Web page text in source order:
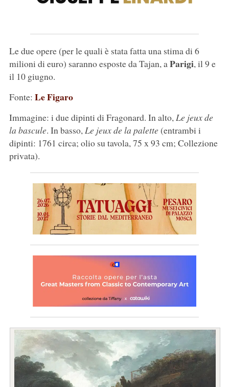
Le due opere (per le quali è stata fatta una stima di 6
milioni di euro) saranno esposte da Tajan, aParigi, il 9 e
il 10 giugno.
Fonte: Le Figaro
Immagine: i due dipinti di Fragonard. In alto,Le jeux de
la bascule. In basso,Le jeux de la palette(entrambi i
dipinti: 1761 circa; olio su tavola, 75 x 93 cm; Collezione
privata).